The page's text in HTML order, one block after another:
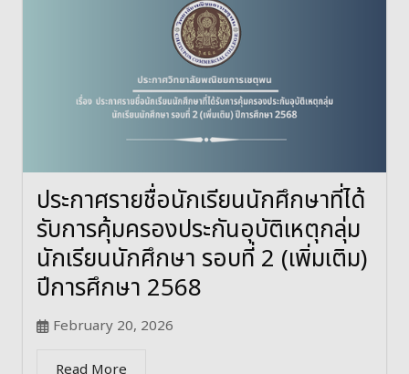
ประกาศรายชื่อนักเรียนนักศึกษาที่ได้
รับการคุ้มครองประกันอุบัติเหตุกลุ่ม
นักเรียนนักศึกษา รอบที่ 2 (เพิ่มเติม)
ปีการศึกษา 2568
February 20, 2026
Read More